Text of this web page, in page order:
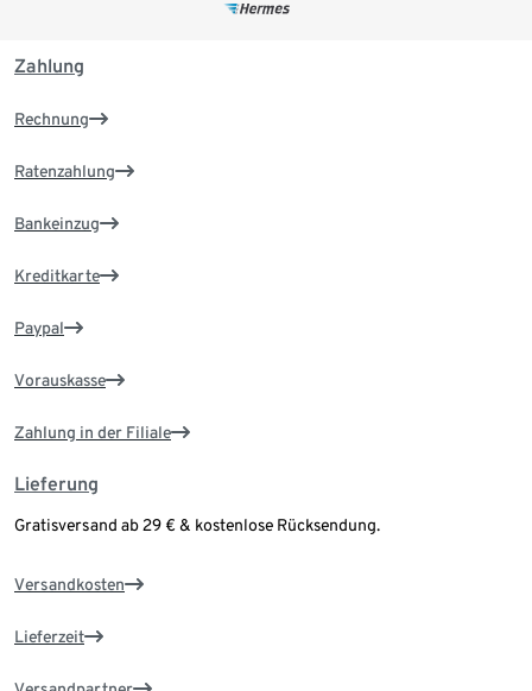
Zahlung
Rechnung
Ratenzahlung
Bankeinzug
Kreditkarte
Paypal
Vorauskasse
Zahlung in der Filiale
Lieferung
Gratisversand ab 29 € & kostenlose Rücksendung.
Versandkosten
Lieferzeit